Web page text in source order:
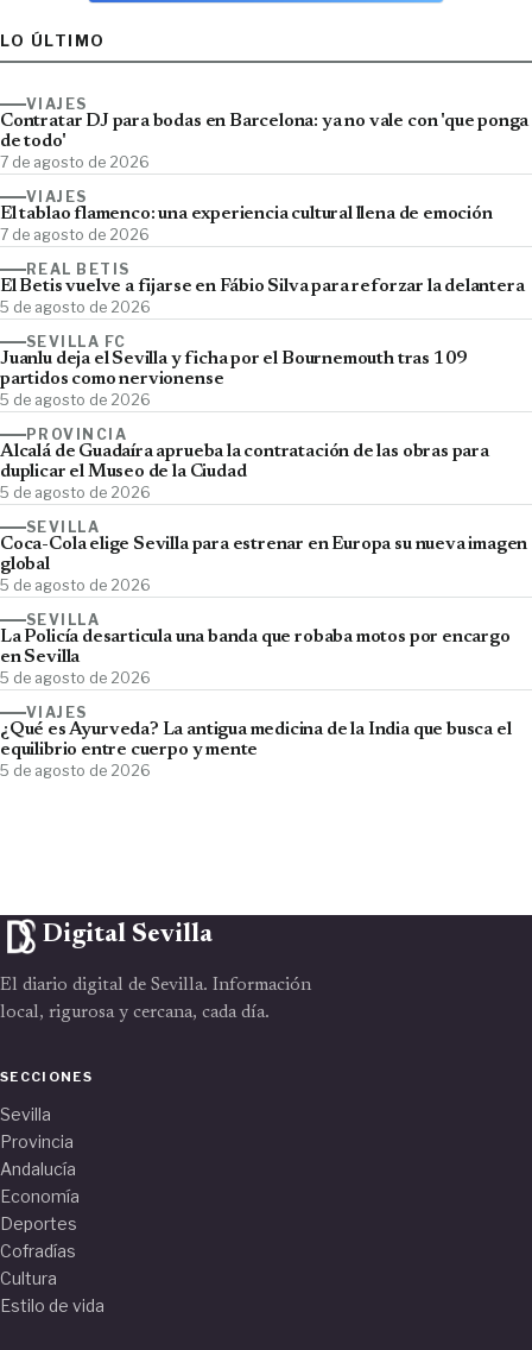
LO ÚLTIMO
VIAJES
Contratar DJ para bodas en Barcelona: ya no vale con 'que ponga
de todo'
7 de agosto de 2026
VIAJES
El tablao flamenco: una experiencia cultural llena de emoción
7 de agosto de 2026
REAL BETIS
El Betis vuelve a fijarse en Fábio Silva para reforzar la delantera
5 de agosto de 2026
SEVILLA FC
Juanlu deja el Sevilla y ficha por el Bournemouth tras 109
partidos como nervionense
5 de agosto de 2026
PROVINCIA
Alcalá de Guadaíra aprueba la contratación de las obras para
duplicar el Museo de la Ciudad
5 de agosto de 2026
SEVILLA
Coca-Cola elige Sevilla para estrenar en Europa su nueva imagen
global
5 de agosto de 2026
SEVILLA
La Policía desarticula una banda que robaba motos por encargo
en Sevilla
5 de agosto de 2026
VIAJES
¿Qué es Ayurveda? La antigua medicina de la India que busca el
equilibrio entre cuerpo y mente
5 de agosto de 2026
Digital Sevilla
El diario digital de Sevilla. Información
local, rigurosa y cercana, cada día.
SECCIONES
Sevilla
Provincia
Andalucía
Economía
Deportes
Cofradías
Cultura
Estilo de vida